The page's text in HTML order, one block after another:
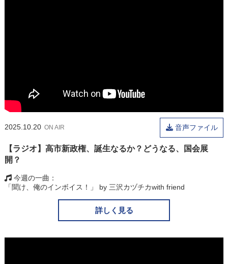
2025.10.20 ON AIR 音声ファイル
【ラジオ】高市新政権、誕生なるか？どうなる、国会展
開？
今週の一曲
「聞け、俺のインボイス！」 by 三沢カヅチカwith friend
詳しく見る